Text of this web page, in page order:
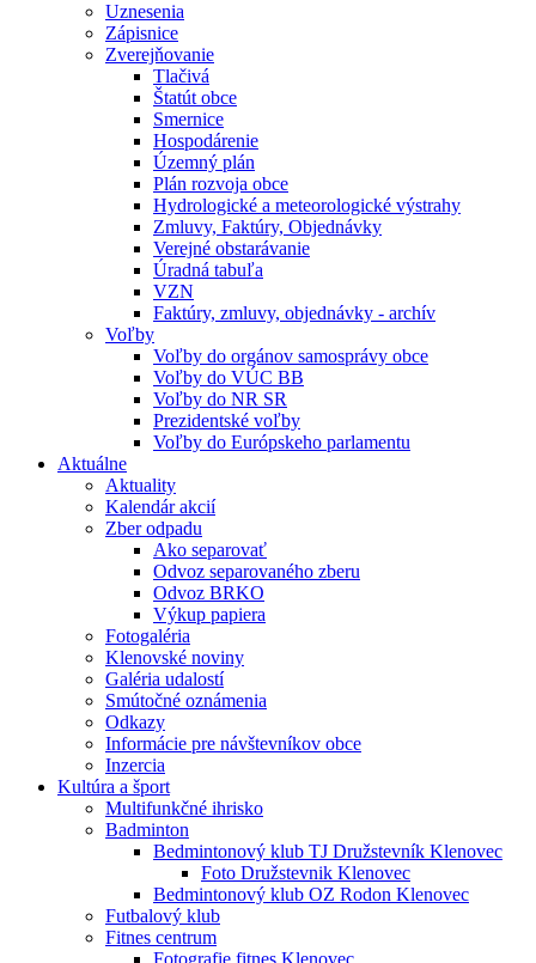
Uznesenia
Zápisnice
Zverejňovanie
Tlačivá
Štatút obce
Smernice
Hospodárenie
Územný plán
Plán rozvoja obce
Hydrologické a meteorologické výstrahy
Zmluvy, Faktúry, Objednávky
Verejné obstarávanie
Úradná tabuľa
VZN
Faktúry, zmluvy, objednávky - archív
Voľby
Voľby do orgánov samosprávy obce
Voľby do VÚC BB
Voľby do NR SR
Prezidentské voľby
Voľby do Európskeho parlamentu
Aktuálne
Aktuality
Kalendár akcií
Zber odpadu
Ako separovať
Odvoz separovaného zberu
Odvoz BRKO
Výkup papiera
Fotogaléria
Klenovské noviny
Galéria udalostí
Smútočné oznámenia
Odkazy
Informácie pre návštevníkov obce
Inzercia
Kultúra a šport
Multifunkčné ihrisko
Badminton
Bedmintonový klub TJ Družstevník Klenovec
Foto Družstevnik Klenovec
Bedmintonový klub OZ Rodon Klenovec
Futbalový klub
Fitnes centrum
Fotografie fitnes Klenovec